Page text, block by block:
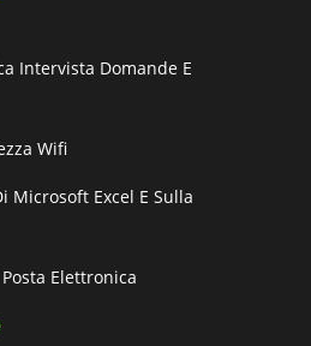
Intervista Domande E
Wifi
Microsoft Excel E Sulla
Elettronica